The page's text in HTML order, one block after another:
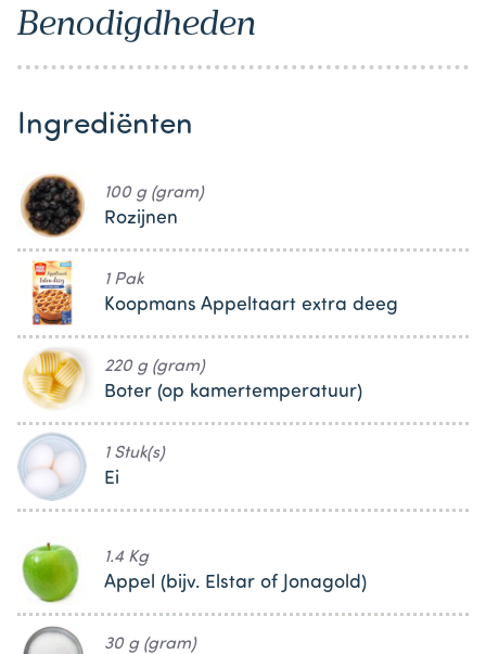
Benodigdheden
Ingrediënten
100 g (gram)
Rozijnen
1 Pak
Koopmans Appeltaart extra deeg
220 g (gram)
Boter (op kamertemperatuur)
1 Stuk(s)
Ei
1.4 Kg
Appel (bijv. Elstar of Jonagold)
30 g (gram)